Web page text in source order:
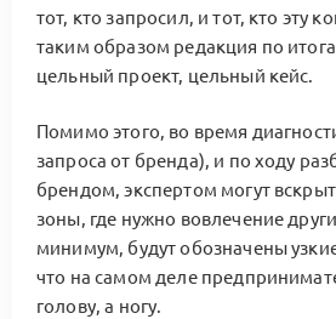
тот, кто запросил, и тот, кто эту
таким образом редакция по
цельный проект, цельный кейс.
Помимо этого, во время
запроса от бренда), и по ходу
брендом, экспертом могут
зоны, где нужно вовлечение
минимум, будут обозначены
что на самом деле
голову, а ногу.